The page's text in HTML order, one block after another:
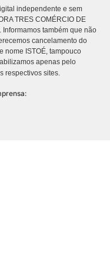
independente e sem
TRES COMÉRCIO DE
Informamos também que não
cancelamento do
nome ISTOÉ, tampouco
apenas pelo
respectivos sites.